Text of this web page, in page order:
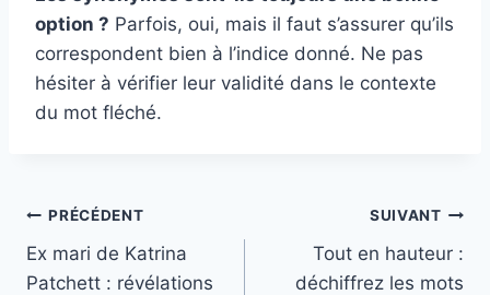
option ? Parfois, oui, mais il faut s’assurer qu’ils
correspondent bien à l’indice donné. Ne pas
hésiter à vérifier leur validité dans le contexte
du mot fléché.
Navigation
de
PRÉCÉDENT
Ex mari de Katrina
Patchett : révélations
SUIVANT
Tout en hauteur :
déchiffrez les mots